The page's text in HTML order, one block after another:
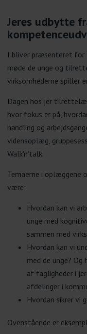
Jeres udbytte
I bliver præsenteret for
møde de unge og
virksomhederne spiller
Dagen hos jer
hvor fokus er på,
handling og
vidensoplæg,
Walk'n'talk.
Temaerne i oplæggene
være:
Hvordan kan vi
unge med
sammen med
Hvordan kan vi
med de unge?
af fagligheder i
afdelinger i
Hvordan sikrer vi
Ovenstående er